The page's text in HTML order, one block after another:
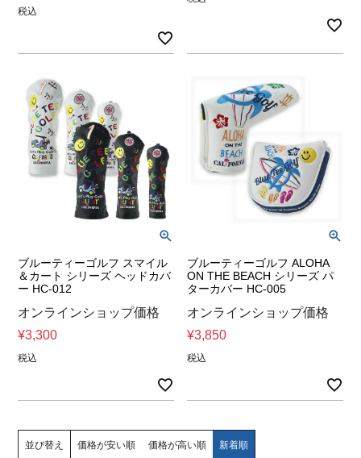
税込
ブルーティーゴルフ スマイル
＆カート シリーズ ヘッドカバ
ー HC-012
オンラインショップ価格
¥3,300
税込
ブルーティーゴルフ ALOHA
ON THE BEACH シリーズ パ
ターカバー HC-005
オンラインショップ価格
¥3,850
税込
並び替え 価格が安い順 価格が高い順 新着順